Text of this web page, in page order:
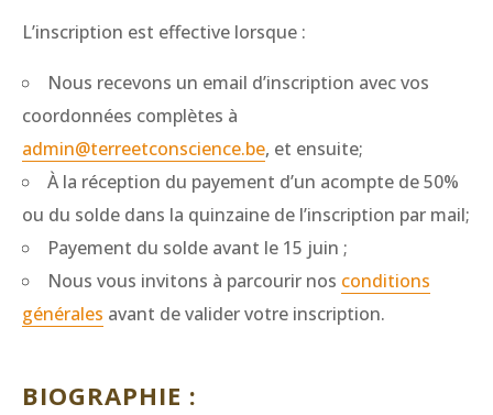
L’inscription est effective lorsque :
Nous recevons un email d’inscription avec vos
coordonnées complètes à
admin@terreetconscience.be, et ensuite;
À la réception du payement d’un acompte de 50%
ou du solde dans la quinzaine de l’inscription par mail;
Payement du solde avant le 15 juin ;
Nous vous invitons à parcourir nos conditions
générales avant de valider votre inscription.
BIOGRAPHIE :